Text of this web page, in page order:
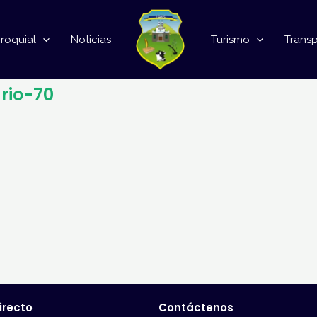
Noticias Turismo
70
Contáctenos